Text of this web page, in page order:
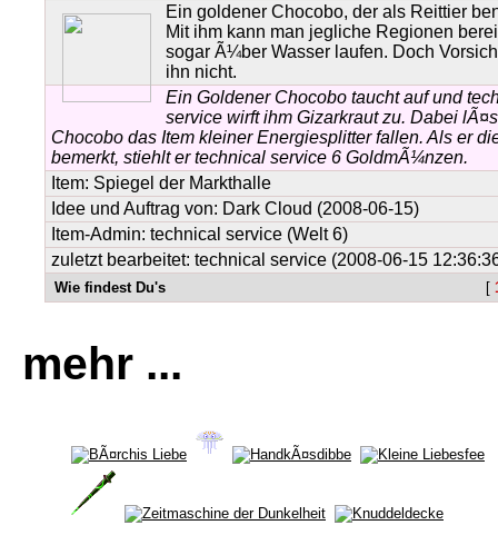
Ein goldener Chocobo, der als Reittier
Mit ihm kann man jegliche Regionen
sogar Ã¼ber Wasser laufen. Doch
ihn nicht.
Ein Goldener Chocobo taucht auf und
service wirft ihm Gizarkraut zu. Dabei
Chocobo das Item kleiner Energiesplitter fallen. Als er
bemerkt, stiehlt er technical service 6 GoldmÃ¼nzen.
Item: Spiegel der Markthalle
Idee und Auftrag von: Dark Cloud (2008-06-15)
Item-Admin: technical service (Welt 6)
zuletzt bearbeitet: technical service (2008-06-15
Wie findest Du's [
mehr ...